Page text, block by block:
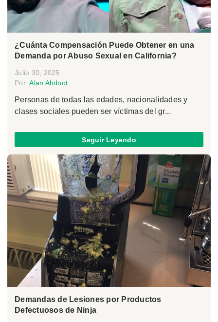
¿Cuánta Compensación Puede Obtener en una
Demanda por Abuso Sexual en California?
Julio 30, 2025
Por:Alan Ahdoot
Personas de todas las edades, nacionalidades y
clases sociales pueden ser víctimas del gr...
Seguir Leyendo
Demandas de Lesiones por Productos
Defectuosos de Ninja